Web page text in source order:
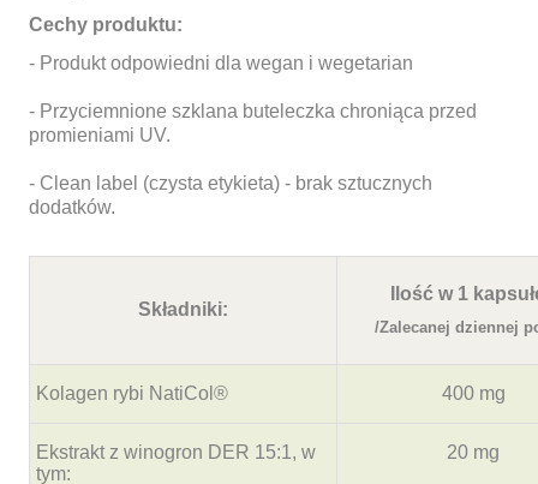
Cechy produktu:
- Produkt odpowiedni dla wegan i wegetarian
- Przyciemnione szklana buteleczka chroniąca przed
promieniami UV.
- Clean label (czysta etykieta) - brak sztucznych
dodatków.
Składniki:
Ilość w 1
/Zalecanej dziennej
Kolagen rybi NatiCol® 400 mg
Ekstrakt z winogron DER 15:1, w
tym:
20 mg